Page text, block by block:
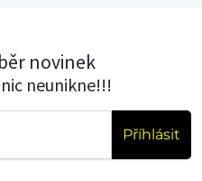
novinek
neunikne!!!
Příhlásit